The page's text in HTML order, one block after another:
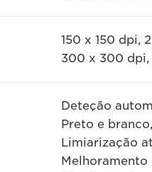
150 x 150 dpi,
300 x 300
Deteção
Preto e
Limiarização
Melhoramento